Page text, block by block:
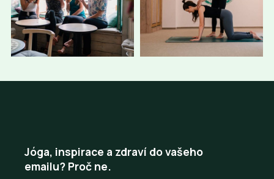
Jóga, inspirace a zdraví do vašeho
emailu? Proč ne.